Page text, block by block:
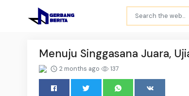
Menuju Singgasana Juara,
2 months ago 137